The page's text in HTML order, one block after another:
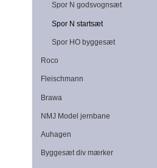
Spor N godsvognsæt
Spor N startsæt
Spor HO byggesæt
Roco
Fleischmann
Brawa
NMJ Model jernbane
Auhagen
Byggesæt div mærker